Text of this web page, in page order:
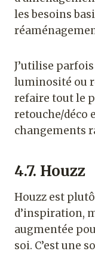
les besoins
J’utilise
luminosité ou
refaire tout le
retouche/déco
changements
4.7. Houzz
Houzz est
d’inspiration,
augmentée
soi. C’est une